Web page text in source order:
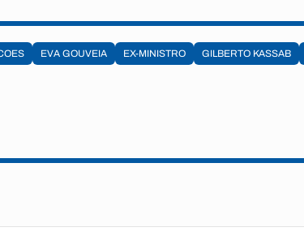
EVA GOUVEIA EX-MINISTRO GILBERTO KASSAB